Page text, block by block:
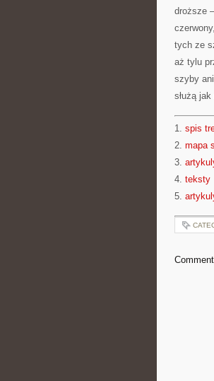
droższe
tych ze
aż tylu
szyby
służą
1. spis
2. mapa
3.
4. teksty
5.